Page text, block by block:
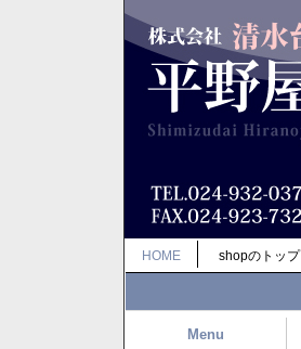
HOME shopのトップ
Menu